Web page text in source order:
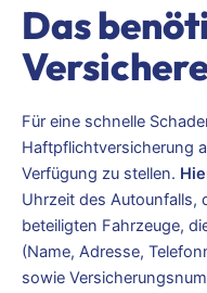
Das
Für eine schnelle
Haftpflichtversicherung
Verfügung zu stellen.
Uhrzeit des Autounfalls,
beteiligten Fahrzeuge,
(Name, Adresse,
sowie